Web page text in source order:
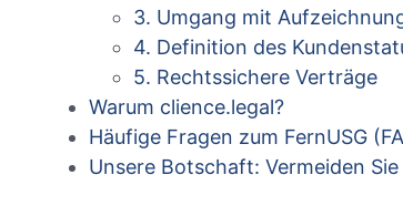
3. Umgang mit
4. Definition des
5. Rechtssichere Verträge
Warum clience.legal?
Häufige Fragen zum FernUSG
Unsere Botschaft: Vermeiden